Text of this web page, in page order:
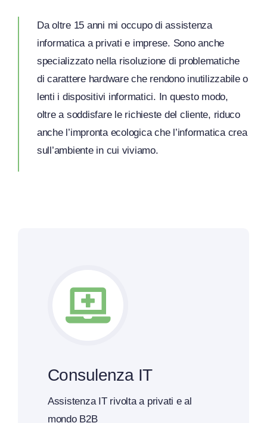
Da oltre 15 anni mi occupo di assistenza
informatica a privati e imprese. Sono anche
specializzato nella risoluzione di problematiche
di carattere hardware che rendono inutilizzabile o
lenti i dispositivi informatici. In questo modo,
oltre a soddisfare le richieste del cliente, riduco
anche l’impronta ecologica che l’informatica crea
sull’ambiente in cui viviamo.
Consulenza IT
Assistenza IT rivolta a privati e al
mondo B2B